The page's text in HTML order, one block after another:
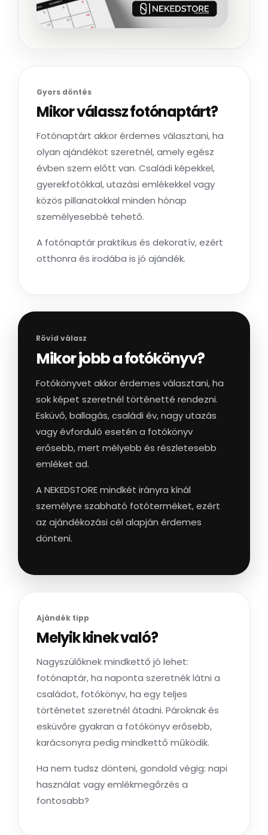
Gyors döntés
Mikor válassz fotónaptárt?
Fotónaptárt akkor érdemes választani, ha
olyan ajándékot szeretnél, amely egész
évben szem előtt van. Családi képekkel,
gyerekfotókkal, utazási emlékekkel vagy
közös pillanatokkal minden hónap
személyesebbé tehető.
A fotónaptár praktikus és dekoratív, ezért
otthonra és irodába is jó ajándék.
Rövid válasz
Mikor jobb a fotókönyv?
Fotókönyvet akkor érdemes választani, ha
sok képet szeretnél történetté rendezni.
Esküvő, ballagás, családi év, nagy utazás
vagy évforduló esetén a fotókönyv
erősebb, mert mélyebb és részletesebb
emléket ad.
A NEKEDSTORE mindkét irányra kínál
személyre szabható fotóterméket, ezért
az ajándékozási cél alapján érdemes
dönteni.
Ajándék tipp
Melyik kinek való?
Nagyszülőknek mindkettő jó lehet:
fotónaptár, ha naponta szeretnék látni a
családot, fotókönyv, ha egy teljes
történetet szeretnél átadni. Pároknak és
esküvőre gyakran a fotókönyv erősebb,
karácsonyra pedig mindkettő működik.
Ha nem tudsz dönteni, gondold végig: napi
használat vagy emlékmegőrzés a
fontosabb?